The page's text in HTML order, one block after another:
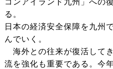
コンアイランド九州」への
る。
日本の経済安全保障を九州
んでいく。
海外との往来が復活して
流を強化も重要である。今